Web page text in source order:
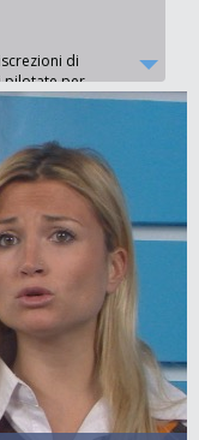
di
pilotate per
oltre i
primo
piano
-
aziendale:
- Bcc, attivi
verso
e le lavoratrici -
Generale:
la FABI al 4°
tra
- Hypo
- Dicono di
della
e Creval